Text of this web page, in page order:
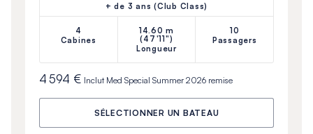
+ de 3 ans (Club Class)
4
Cabines
14.60 m
(47'11")
Longueur
10
Passagers
4 594 € Inclut Med Special Summer 2026remise
SÉLECTIONNER UN BATEAU